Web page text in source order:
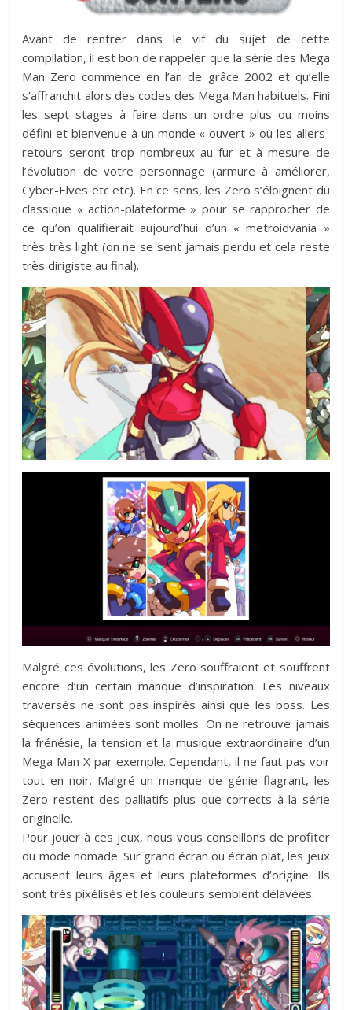
Avant de rentrer dans le vif du sujet de cette
compilation, il est bon de rappeler que la série des Mega
Man Zero commence en l’an de grâce 2002 et qu’elle
s’affranchit alors des codes des Mega Man habituels. Fini
les sept stages à faire dans un ordre plus ou moins
défini et bienvenue à un monde « ouvert » où les allers-
retours seront trop nombreux au fur et à mesure de
l’évolution de votre personnage (armure à améliorer,
Cyber-Elves etc etc). En ce sens, les Zero s’éloignent du
classique « action-plateforme » pour se rapprocher de
ce qu’on qualifierait aujourd’hui d’un « metroidvania »
très très light (on ne se sent jamais perdu et cela reste
très dirigiste au final).
Malgré ces évolutions, les Zero souffraient et souffrent
encore d’un certain manque d’inspiration. Les niveaux
traversés ne sont pas inspirés ainsi que les boss. Les
séquences animées sont molles. On ne retrouve jamais
la frénésie, la tension et la musique extraordinaire d’un
Mega Man X par exemple. Cependant, il ne faut pas voir
tout en noir. Malgré un manque de génie flagrant, les
Zero restent des palliatifs plus que corrects à la série
originelle.
Pour jouer à ces jeux, nous vous conseillons de profiter
du mode nomade. Sur grand écran ou écran plat, les jeux
accusent leurs âges et leurs plateformes d’origine. Ils
sont très pixélisés et les couleurs semblent délavées.